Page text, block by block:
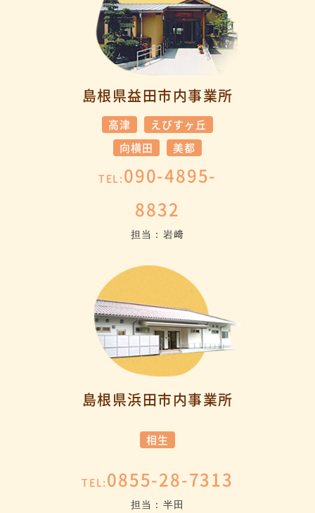
島根県益田市内事業所
高津
えびすヶ丘
向横田
美都
TEL: 090-4895-
8832
担当：岩﨑
島根県浜田市内事業所
相生
TEL: 0855-28-7313
担当：半田